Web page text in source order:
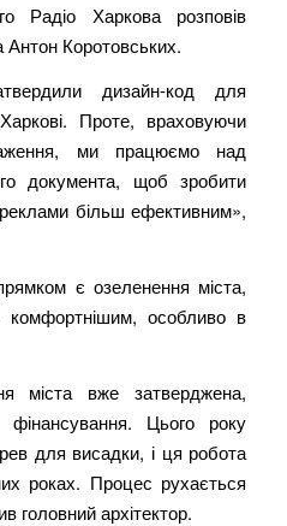
Радіо Харкова розповів
Антон Коротовських.
дизайн-код для
Проте, враховуючи
ми працюємо над
документа, щоб зробити
більш ефективним»,
є озеленення міста,
комфортнішим, особливо в
міста вже затверджена,
фінансування. Цього року
для висадки, і ця робота
роках. Процес рухається
головний архітектор.